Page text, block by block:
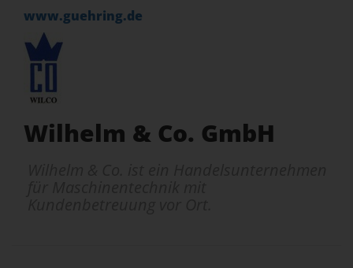
www.guehring.de
Wilhelm & Co. GmbH